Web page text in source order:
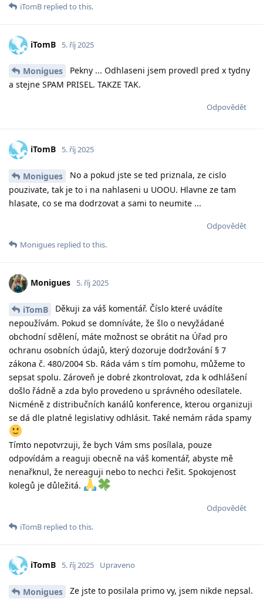
iTomB replied to this.
iTomB 5. říj 2025
Monigues
Pekny ... Odhlaseni jsem provedl pred x tydny
a stejne SPAM PRISEL. TAKZE TAK.
Odpovědět
iTomB 5. říj 2025
Monigues
No a pokud jste se ted priznala, ze cislo
pouzivate, tak je to i na nahlaseni u UOOU. Hlavne ze tam
hlasate, co se ma dodrzovat a sami to neumite ...
Odpovědět
Monigues replied to this.
Monigues 5. říj 2025
iTomB
Děkuji za váš komentář. Číslo které uvádíte
nepoužívám. Pokud se domníváte, že šlo o nevyžádané
obchodní sdělení, máte možnost se obrátit na Úřad pro
ochranu osobních údajů, který dozoruje dodržování § 7
zákona č. 480/2004 Sb. Ráda vám s tím pomohu, můžeme to
sepsat spolu. Zároveň je dobré zkontrolovat, zda k odhlášení
došlo řádně a zda bylo provedeno u správného odesílatele.
Nicméně z distribučních kanálů konference, kterou organizuji
se dá dle platné legislativy odhlásit. Také nemám ráda spamy
Tímto nepotvrzuji, že bych Vám sms posílala, pouze
odpovídám a reaguji obecně na váš komentář, abyste mě
nenařknul, že nereaguji nebo to nechci řešit. Spokojenost
kolegů je důležitá.
Odpovědět
iTomB replied to this.
iTomB 5. říj 2025 Upraveno
Monigues
Ze jste to posilala primo vy, jsem nikde nepsal.